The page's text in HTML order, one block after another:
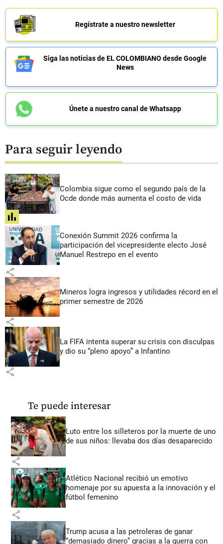
Regístrate a nuestro newsletter
Siga las noticias de EL COLOMBIANO desde Google
News
Únete a nuestro canal de Whatsapp
Para seguir leyendo
Colombia sigue como el segundo país de la
Ocde donde más aumenta el costo de vida
share
Conexión Summit 2026 confirma la
participación del vicepresidente electo José
Manuel Restrepo en el evento
share
Mineros logra ingresos y utilidades récord en el
primer semestre de 2026
share
La FIFA intenta superar su crisis con disculpas
y dio su “pleno apoyo” a Infantino
share
Te puede interesar
Luto entre los silleteros por la muerte de uno
de sus niños: llevaba dos días desaparecido
share
Atlético Nacional recibió un emotivo
homenaje por su apuesta a la innovación y el
fútbol femenino
share
Trump acusa a las petroleras de ganar
“demasiado dinero” gracias a la guerra con